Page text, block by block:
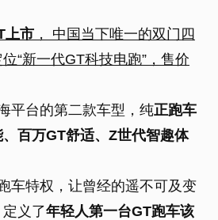
上市 ， 中国当下唯一的双门四
“新一代GT科技电跑”，售价
平台的第二款车型，纯正跑车
百万GT舒适、Z世代智趣体
车特权，让曾经的遥不可及变
义了年轻人第一台GT跑车该